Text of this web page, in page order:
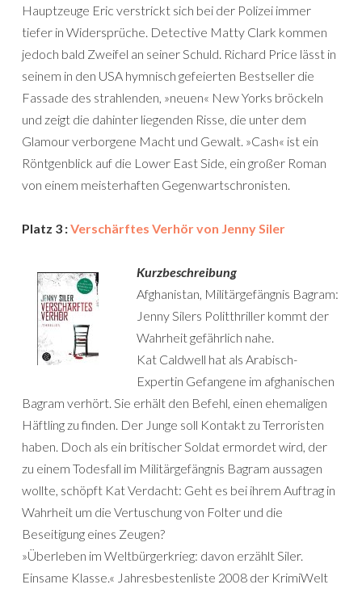
Hauptzeuge Eric verstrickt sich bei der Polizei immer
tiefer in Widersprüche. Detective Matty Clark kommen
jedoch bald Zweifel an seiner Schuld. Richard Price lässt in
seinem in den USA hymnisch gefeierten Bestseller die
Fassade des strahlenden, »neuen« New Yorks bröckeln
und zeigt die dahinter liegenden Risse, die unter dem
Glamour verborgene Macht und Gewalt. »Cash« ist ein
Röntgenblick auf die Lower East Side, ein großer Roman
von einem meisterhaften Gegenwartschronisten.
Platz 3 :Verschärftes Verhör von Jenny Siler
Kurzbeschreibung
Afghanistan, Militärgefängnis Bagram:
Jenny Silers Politthriller kommt der
Wahrheit gefährlich nahe.
Kat Caldwell hat als Arabisch-
Expertin Gefangene im afghanischen
Bagram verhört. Sie erhält den Befehl, einen ehemaligen
Häftling zu finden. Der Junge soll Kontakt zu Terroristen
haben. Doch als ein britischer Soldat ermordet wird, der
zu einem Todesfall im Militärgefängnis Bagram aussagen
wollte, schöpft Kat Verdacht: Geht es bei ihrem Auftrag in
Wahrheit um die Vertuschung von Folter und die
Beseitigung eines Zeugen?
»Überleben im Weltbürgerkrieg: davon erzählt Siler.
Einsame Klasse.« Jahresbestenliste 2008 der KrimiWelt